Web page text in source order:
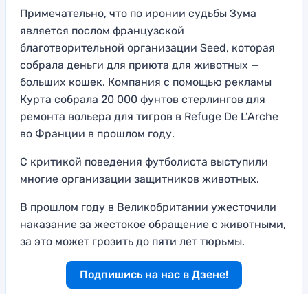
Примечательно, что по иронии судьбы Зума
является послом французской
благотворительной организации Seed, которая
собрала деньги для приюта для животных —
больших кошек. Компания с помощью рекламы
Курта собрала 20 000 фунтов стерлингов для
ремонта вольера для тигров в Refuge De L’Arche
во Франции в прошлом году.
С критикой поведения футболиста выступили
многие организации защитников животных.
В прошлом году в Великобритании ужесточили
наказание за жестокое обращение с животными,
за это может грозить до пяти лет тюрьмы.
Подпишись на нас в Дзене!